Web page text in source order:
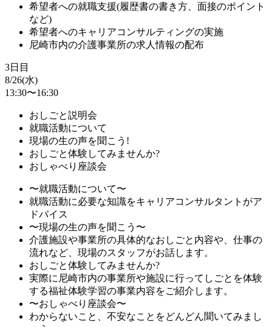
希望者への就職支援(履歴書の書き方、面接のポイント
など)
希望者へのキャリアコンサルティングの実施
尼崎市内の介護事業所の求人情報の配布
3日目
8/26(水)
13:30〜16:30
おしごと説明会
就職活動について
現場の生の声を聞こう!
おしごと体験してみませんか?
おしゃべり座談会
〜就職活動について〜
就職活動に必要な知識をキャリアコンサルタントがア
ドバイス
〜現場の生の声を聞こう〜
介護施設や事業所の具体的なおしごと内容や、仕事の
流れなど、現場のスタッフがお話します。
おしごと体験してみませんか?
実際に尼崎市内の事業所や施設に行ってしごとを体験
する福祉体験学習の事業内容をご紹介します。
〜おしゃべり座談会〜
わからないこと、不安なことをどんどん聞いてみまし